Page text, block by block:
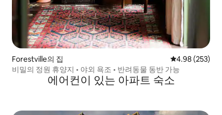
Forestville의 집 평점 4.98점(5
4.98 (253)
비밀의 정원 휴양지 • 야외 욕조 • 반려동물 동반 가능
에어컨이 있는 아파트 숙소